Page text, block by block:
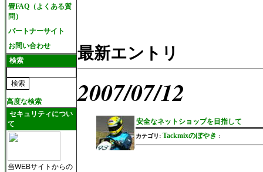
畳FAQ（よくある質
問）
パートナーサイト
お問い合わせ
検索
高度な検索
セキュリティについ
て
当WEBサイトからの
最新エントリ
2007/07/12
安全なネットショップを目指して
カテゴリ: Tackmixのぼやき :